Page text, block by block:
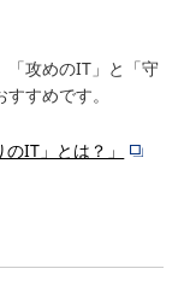
「攻めのIT」と「守
すめです。
IT」とは？」